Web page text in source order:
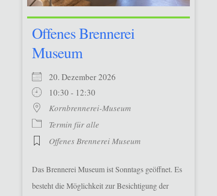
Offenes Brennerei
Museum
20. Dezember 2026
10:30 - 12:30
Kornbrennerei-Museum
Termin für alle
Offenes Brennerei Museum
Das Brennerei Museum ist Sonntags geöffnet. Es
besteht die Möglichkeit zur Besichtigung der